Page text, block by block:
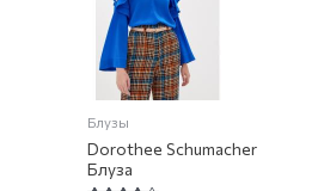
Блузы
Dorothee Schumacher
Блуза